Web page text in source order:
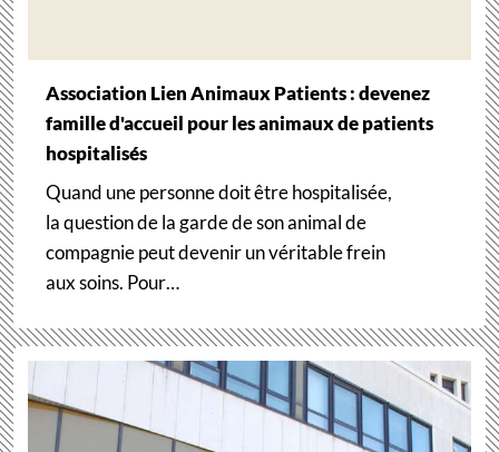
Association Lien Animaux Patients : devenez
famille d'accueil pour les animaux de patients
hospitalisés
Quand une personne doit être hospitalisée,
la question de la garde de son animal de
compagnie peut devenir un véritable frein
aux soins. Pour…